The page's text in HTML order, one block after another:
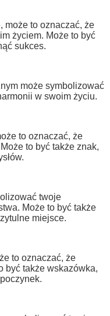
może to oznaczać, że
życiem. Może to być
sukces.
może symbolizować
w swoim życiu.
to oznaczać, że
to być także znak,
twoje
Może to być także
miejsce.
to oznaczać, że
być także wskazówka,